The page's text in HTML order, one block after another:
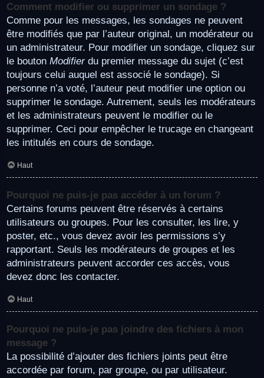
Comment modifier ou supprimer un sondage ?
Comme pour les messages, les sondages ne peuvent
être modifiés que par l’auteur original, un modérateur ou
un administrateur. Pour modifier un sondage, cliquez sur
le bouton Modifierdu premier message du sujet (c’est
toujours celui auquel est associé le sondage). Si
personne n’a voté, l’auteur peut modifier une option ou
supprimer le sondage. Autrement, seuls les modérateurs
et les administrateurs peuvent le modifier ou le
supprimer. Ceci pour empêcher le trucage en changeant
les intitulés en cours de sondage.
Haut
Pourquoi ne puis-je pas accéder à un forum ?
Certains forums peuvent être réservés à certains
utilisateurs ou groupes. Pour les consulter, les lire, y
poster, etc., vous devez avoir les permissions s’y
rapportant. Seuls les modérateurs de groupes et les
administrateurs peuvent accorder ces accès, vous
devez donc les contacter.
Haut
Pourquoi ne puis-je pas joindre des fichiers à mon
message ?
La possibilité d’ajouter des fichiers joints peut être
accordée par forum, par groupe, ou par utilisateur.